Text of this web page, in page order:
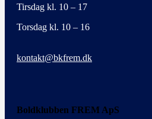
Tirsdag kl. 10 – 17
Torsdag kl. 10 – 16
kontakt@bkfrem.dk
Boldklubben FREM ApS